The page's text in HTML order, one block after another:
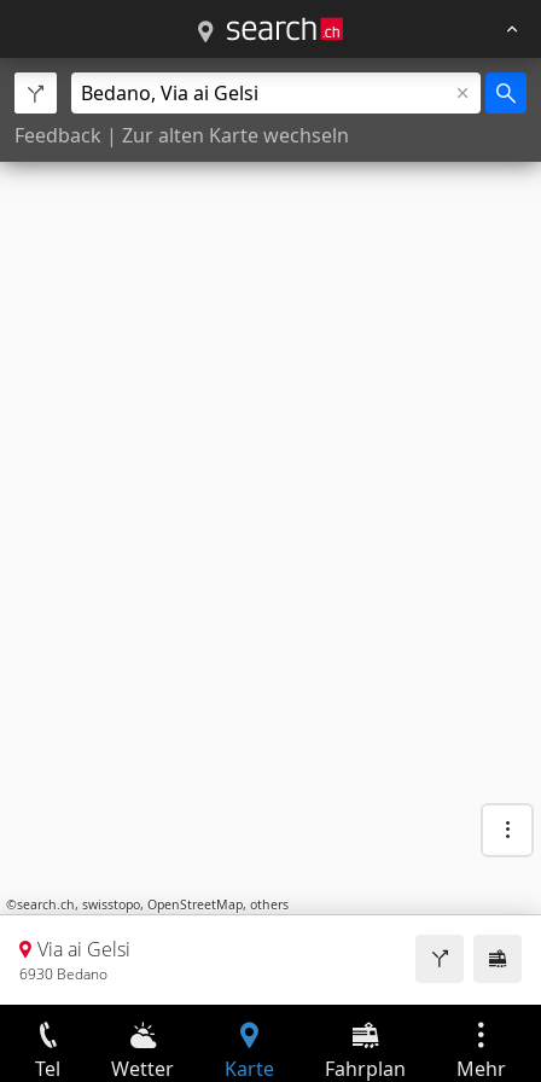
Feedback | Zur alten Karte wechseln
©search.ch, swisstopo, OpenStreetMap, others
Via ai Gelsi
6930 Bedano
Tel Wetter Karte Fahrplan Mehr